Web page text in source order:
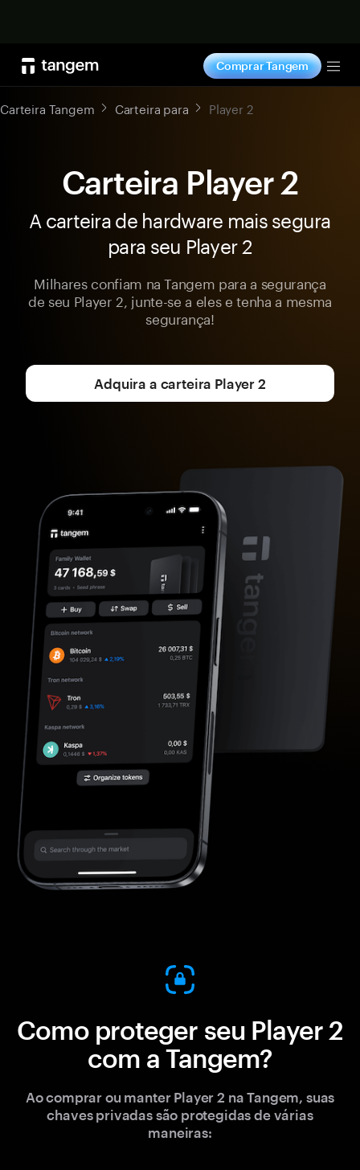
Comprar Tangem
Carteira Tangem Carteira para Player 2
Carteira Player 2
A carteira de hardware mais segura
para seu Player 2
Milhares confiam na Tangem para a segurança
de seu Player 2, junte-se a eles e tenha a mesma
segurança!
Adquira a carteira Player 2
Como proteger seu Player 2
com a Tangem?
Ao comprar ou manter Player 2 na Tangem, suas
chaves privadas são protegidas de várias
maneiras: